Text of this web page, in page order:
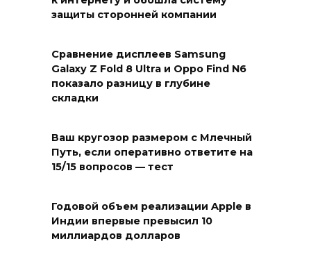
защиты сторонней компании
Сравнение дисплеев Samsung
Galaxy Z Fold 8 Ultra и Oppo Find N6
показало разницу в глубине
складки
Ваш кругозор размером с Млечный
Путь, если оперативно ответите на
15/15 вопросов — тест
Годовой объем реализации Apple в
Индии впервые превысил 10
миллиардов долларов